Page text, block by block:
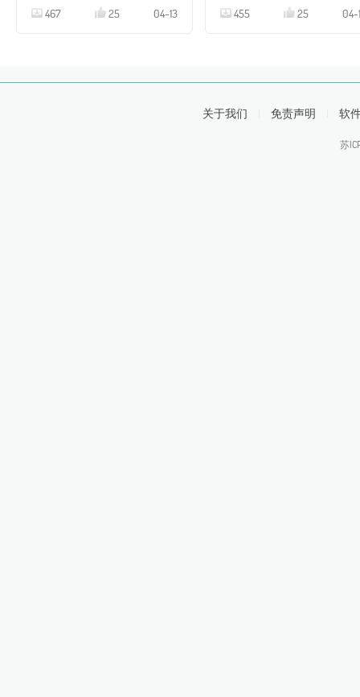
467 25 04-13 455 25 04-
关于我们 免责声明 软
苏